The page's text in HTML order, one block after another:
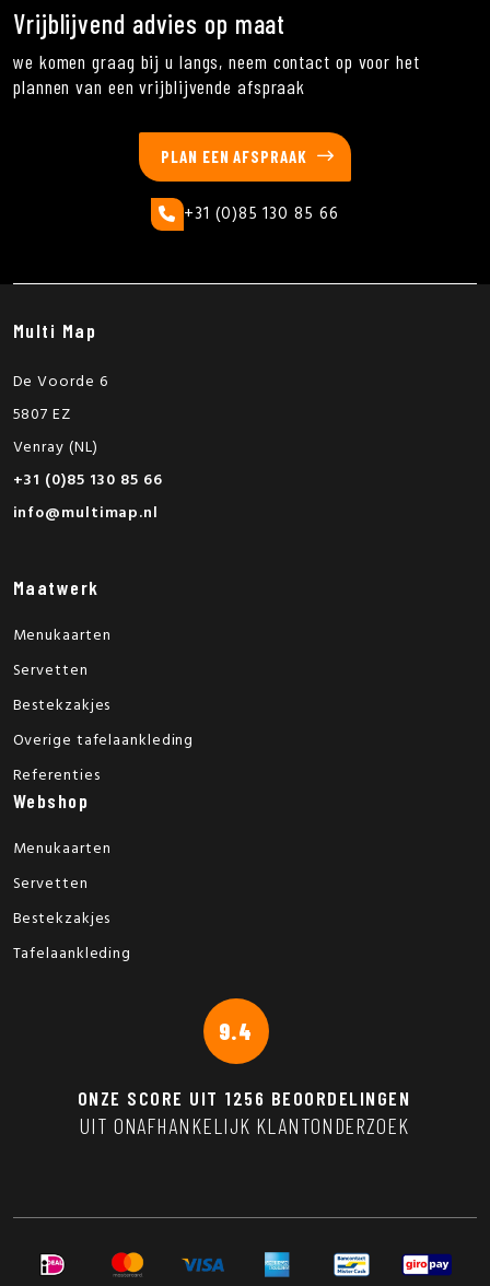
Vrijblijvend advies op maat
we komen graag bij u langs, neem contact op voor het
plannen van een vrijblijvende afspraak
PLAN EEN AFSPRAAK
+31 (0)85 130 85 66
Multi Map
De Voorde 6
5807 EZ
Venray (NL)
+31 (0)85 130 85 66
info@multimap.nl
Maatwerk
Menukaarten
Servetten
Bestekzakjes
Overige tafelaankleding
Referenties
Webshop
Menukaarten
Servetten
Bestekzakjes
Tafelaankleding
9.4
ONZE SCORE UIT 1256 BEOORDELINGEN
UIT ONAFHANKELIJK KLANTONDERZOEK